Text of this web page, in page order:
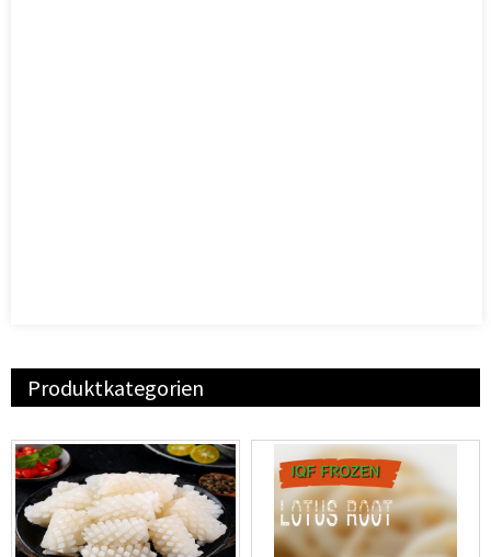
Produktkategorien